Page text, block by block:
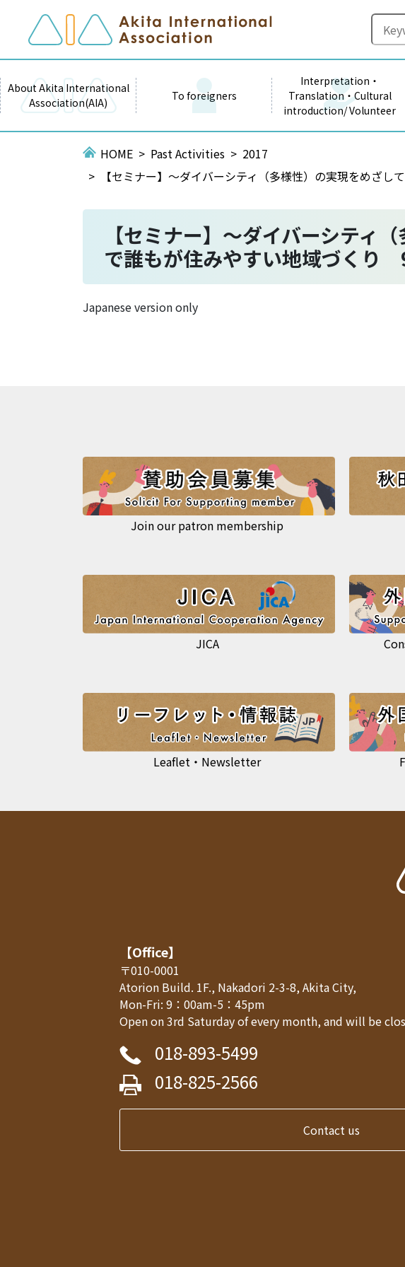
About Akita International
Association(AIA)
To foreigners
Interpretation・
Translation・Cultural
introduction/ Volunteer
HOME Past Activities
2017
【セミナー】～ダイバーシティ（多様性）の実現をめざ
【セミナー】～ダイバーシティ
で誰もが住みやすい地域づくり
Japanese version only
Join our patron membership
JICA
Leaflet・Newsletter
【Office】
〒010-0001
Atorion Build. 1F., Nakadori 2-3-8, Akita City,
Mon-Fri: 9：00am-5：45pm
Open on 3rd Saturday of every month, and will be
018-893-5499
018-825-2566
Contact us